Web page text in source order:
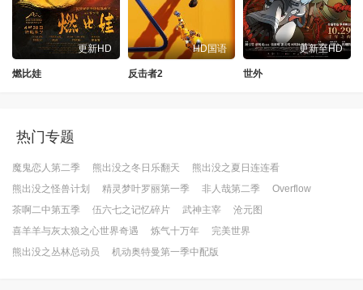
更新HD
燃比娃
HD国语
反击者2
更新至HD
世外
热门专题
魔鬼恋人第二季 熊出没之冬日乐翻天
熊出没之夏日连连看
熊出没之怪兽计划
精灵梦叶罗丽第一季 非人哉第二季
Overflow
茶啊二中第五季
伍六七之记忆碎片 武神主宰
沧元图
喜羊羊与灰太狼之心世界奇遇
炼气十万年
完美世界
熊出没之丛林总动员
机动奥特曼第一季中配版